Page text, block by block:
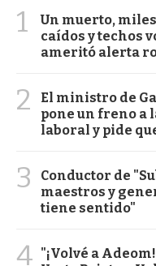
1
Un muerto,
caídos y techos
ameritó alerta
2
El ministro de
pone un freno a
laboral y pide
3
Conductor de
maestros y
tiene sentido"
4 "¡Volvé a